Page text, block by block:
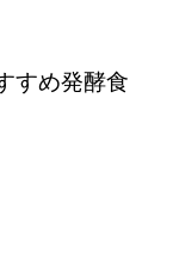
すめ発酵食